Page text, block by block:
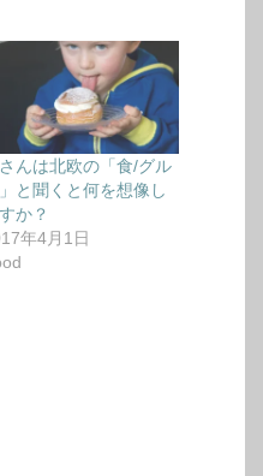
んは北欧の「食/グル
と聞くと何を想像し
か？
年4月1日